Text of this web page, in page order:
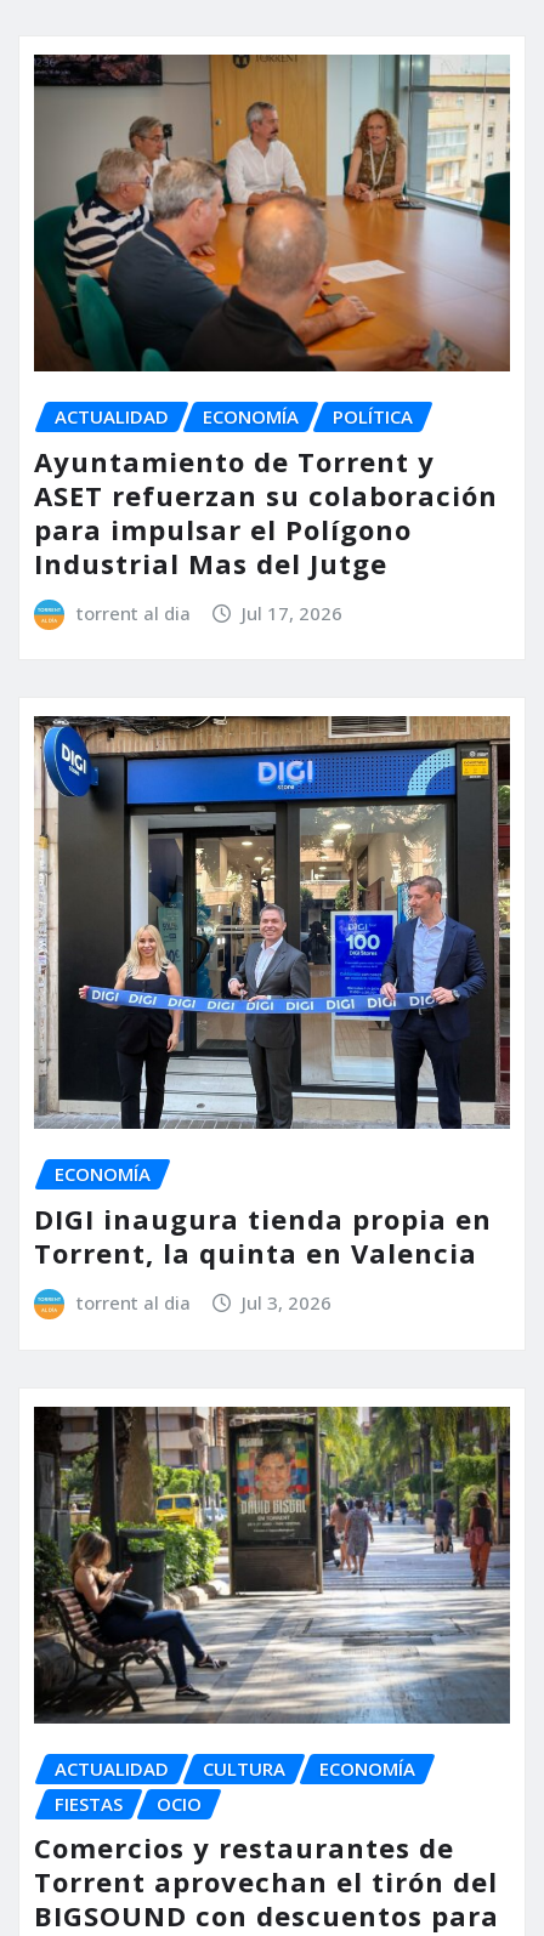
ACTUALIDAD ECONOMÍA POLÍTICA
Ayuntamiento de Torrent y
ASET refuerzan su colaboración
para impulsar el Polígono
Industrial Mas del Jutge
torrent al dia Jul 17, 2026
ECONOMÍA
DIGI inaugura tienda propia en
Torrent, la quinta en Valencia
torrent al dia Jul 3, 2026
ACTUALIDAD CULTURA
ECONOMÍA
FIESTAS
OCIO
Comercios y restaurantes de
Torrent aprovechan el tirón del
BIGSOUND con descuentos para